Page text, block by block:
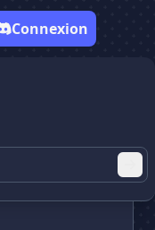
Connexion